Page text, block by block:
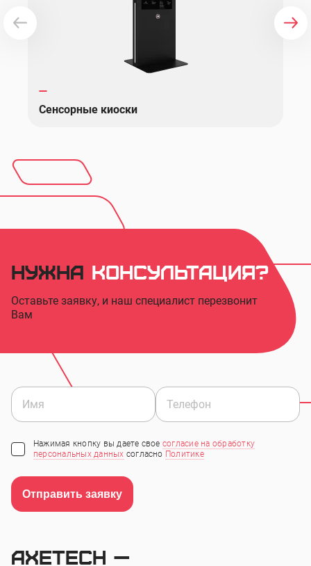
Сенсорные киоски
Нужна консультация?
Оставьте заявку, и наш специалист перезвонит
Вам
Нажимая кнопку вы даете свое согласие на обработку
персональных данных согласно Политике
Отправить заявку
AxeTech —